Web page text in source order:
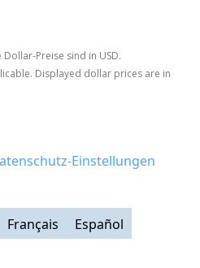
Preise sind in USD.
Displayed dollar prices are in
Einstellungen
Français Español